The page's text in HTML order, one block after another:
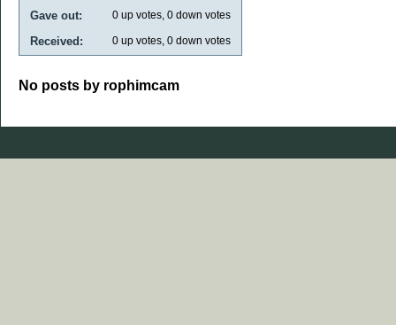
Gave out: 0 up votes, 0 down votes
Received: 0 up votes, 0 down votes
No posts by rophimcam